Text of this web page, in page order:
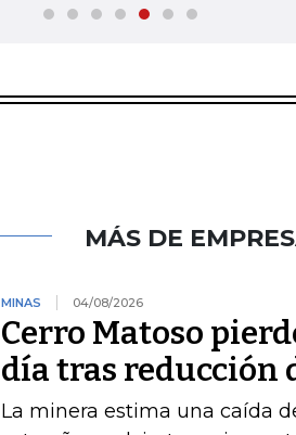
MÁS DE
MINAS 04/08/2026
Cerro Matoso
día tras reducción
La minera estima una caída